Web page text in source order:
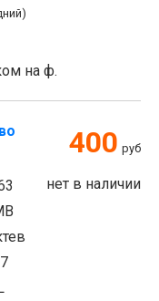
на ф.
400 руб
нет в наличии